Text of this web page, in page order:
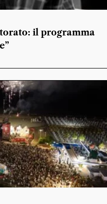
il programma